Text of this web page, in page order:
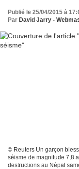
Publié le 25/04/2015 à
Par David Jarry -
© Reuters Un garçon blessé à
séisme de magnitude 7,8
destructions au Népal